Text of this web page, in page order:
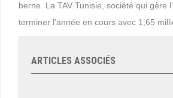
berne. La TAV Tunisie, société qui gère
terminer l’année en cours avec 1,65
ARTICLES ASSOCIÉS